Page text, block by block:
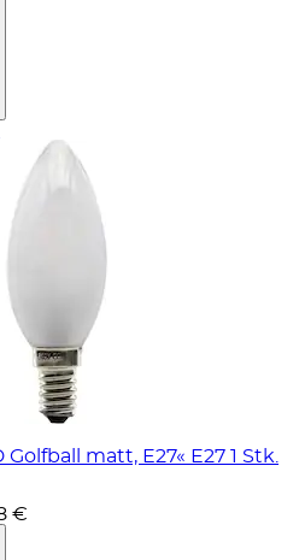
Golfball matt, E27« E27 1 Stk.
€